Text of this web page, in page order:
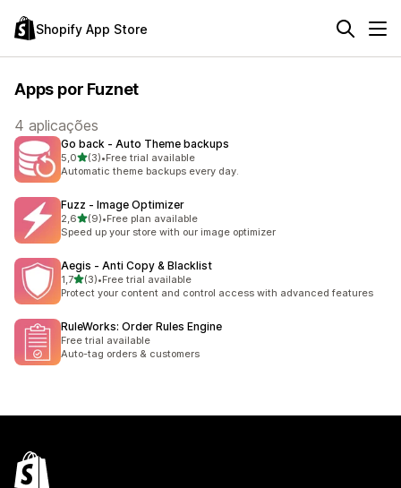
Shopify App Store
Apps por Fuznet
4 aplicações
Go back ‑ Auto Theme backups
5,0de 5 estrelas
(3)
3 total de avaliações
•Free trial available
Automatic theme backups every day.
Fuzz ‑ Image Optimizer
2,6de 5 estrelas
(9)
9 total de avaliações
•Free plan available
Speed ​​up your store with our image optimizer
Aegis ‑ Anti Copy & Blacklist
1,7de 5 estrelas
(3)
3 total de avaliações
•Free trial available
Protect your content and control access with advanced features
RuleWorks: Order Rules Engine
Free trial available
Auto-tag orders & customers